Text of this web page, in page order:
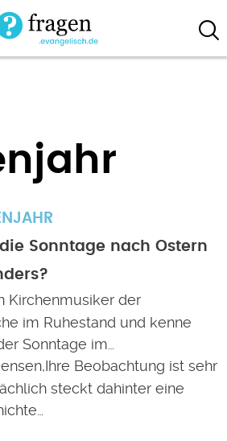
Sonntage nach Ostern
Kirchenmusiker der
im Ruhestand und kenne
Sonntage im…
Beobachtung ist sehr
steckt dahinter eine